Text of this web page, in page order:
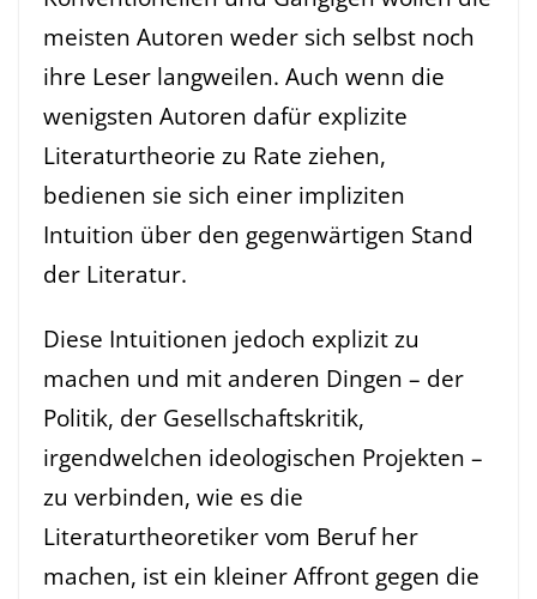
meisten Autoren weder sich selbst noch
ihre Leser langweilen. Auch wenn die
wenigsten Autoren dafür explizite
Literaturtheorie zu Rate ziehen,
bedienen sie sich einer impliziten
Intuition über den gegenwärtigen Stand
der Literatur.
Diese Intuitionen jedoch explizit zu
machen und mit anderen Dingen – der
Politik, der Gesellschaftskritik,
irgendwelchen ideologischen Projekten –
zu verbinden, wie es die
Literaturtheoretiker vom Beruf her
machen, ist ein kleiner Affront gegen die